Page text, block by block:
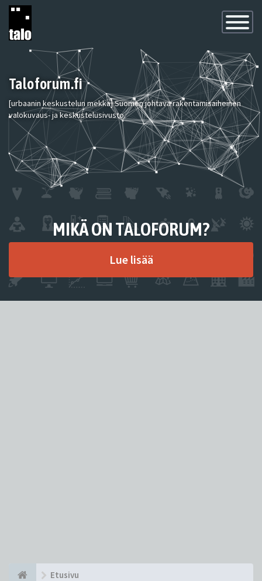
Toggle
Taloforum.fi
[urbaanin keskustelun mekka] Suomen johtava rakentamisaiheinen
valokuvaus- ja keskustelusivusto.
MIKÄ ON TALOFORUM?
Lue lisää
Etusivu